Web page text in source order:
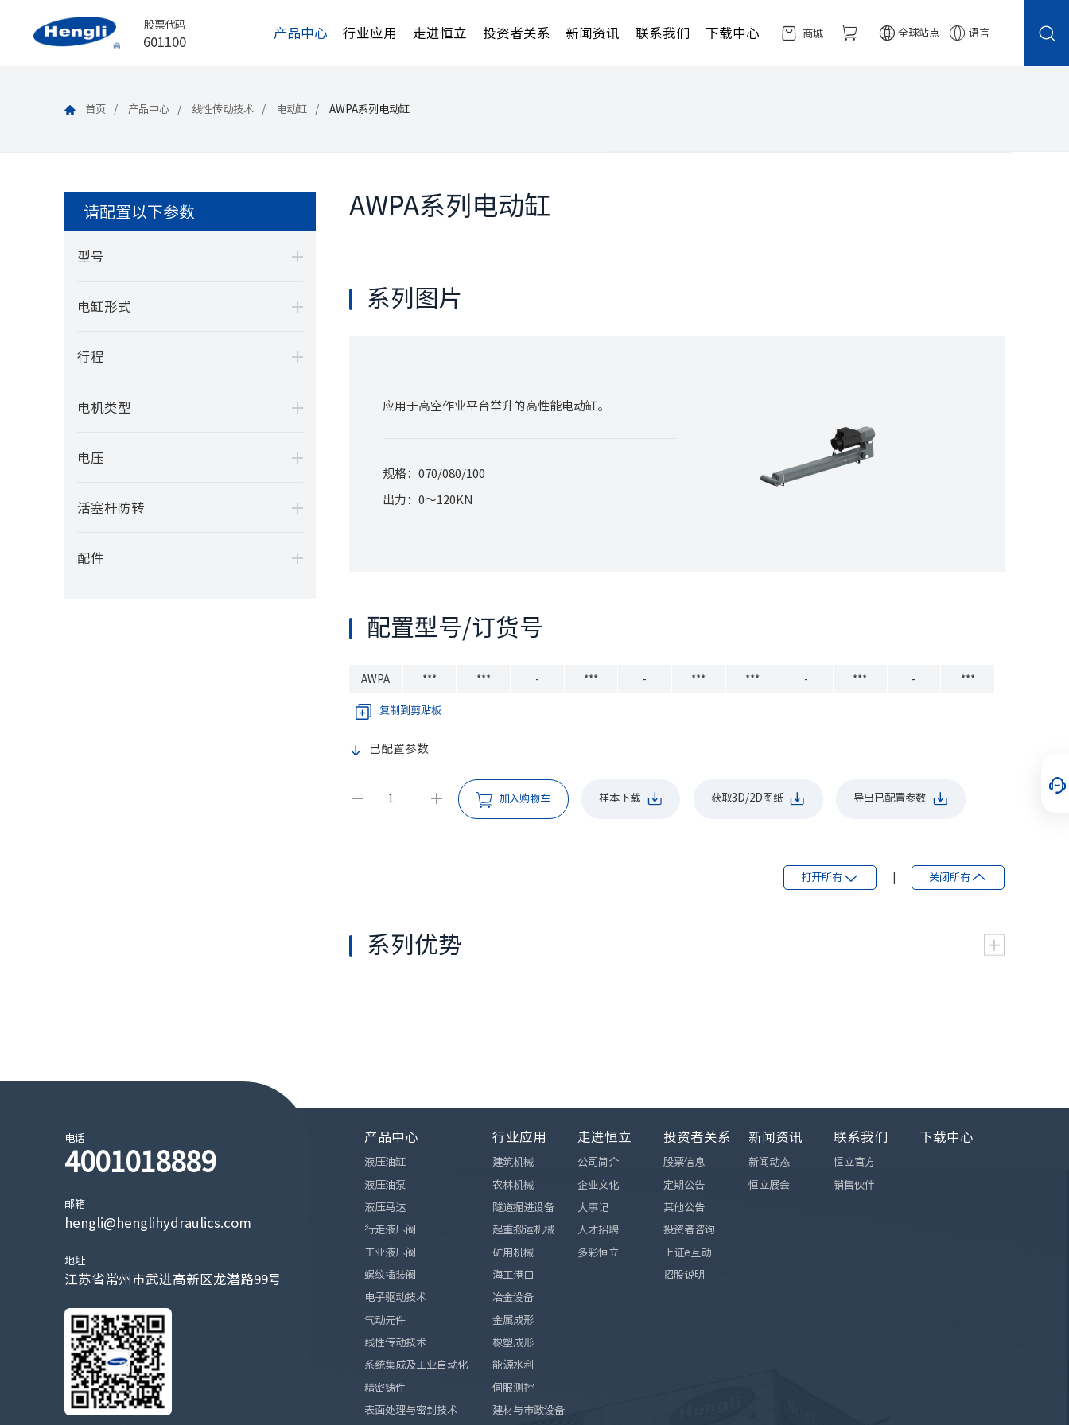
股票代码
601100
产品中心 行业应用 走进恒立 投资者关系 新闻资讯 联系我们 下载中心 商城 全球站点 语言
首页 产品中心 线性传动技术 电动缸 AWPA系列电动缸
请配置以下参数
型号
电缸形式
行程
电机类型
电压
活塞杆防转
配件
AWPA系列电动缸
系列图片
应用于高空作业平台举升的高性能电动缸。
规格：070/080/100
出力：0～120KN
配置型号/订货号
AWPA *** *** - *** - *** *** - *** - ***
复制到剪贴板
已配置参数
加入购物车 样本下载 获取3D/2D图纸 导出已配置参数
打开所有 关闭所有
系列优势
电话
4001018889
邮箱
hengli@henglihydraulics.com
地址
江苏省常州市武进高新区龙潜路99号
产品中心
液压油缸
液压油泵
液压马达
行走液压阀
工业液压阀
螺纹插装阀
电子驱动技术
气动元件
线性传动技术
系统集成及工业自动化
精密铸件
表面处理与密封技术
行业应用
建筑机械
农林机械
隧道掘进设备
起重搬运机械
矿用机械
海工港口
冶金设备
金属成形
橡塑成形
能源水利
伺服测控
建材与市政设备
走进恒立
公司简介
企业文化
大事记
人才招聘
多彩恒立
投资者关系
股票信息
定期公告
其他公告
投资者咨询
上证e互动
招股说明
新闻资讯
新闻动态
恒立展会
联系我们
恒立官方
销售伙伴
下载中心